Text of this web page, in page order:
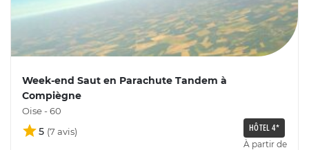
Week-end Saut en Parachute Tandem à
Compiègne
Oise - 60
5 HÔTEL 4*
À partir de